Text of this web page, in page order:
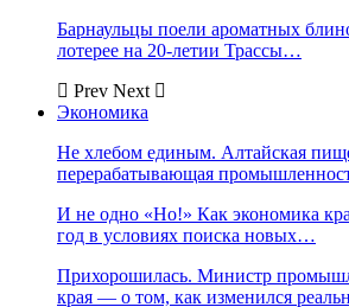
Барнаульцы поели ароматных
лотерее на 20-летии Трассы…
Prev Next
Экономика
Не хлебом единым. Алтайская
перерабатывающая
И не одно «Но!» Как экономика
год в условиях поиска новых…
Прихорошилась. Министр
края — о том, как изменился